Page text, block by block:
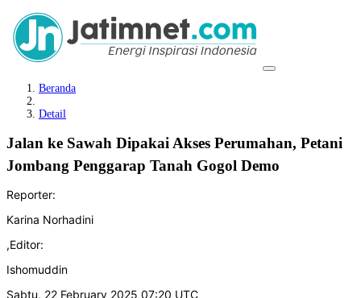
Beranda
Detail
Jalan ke Sawah Dipakai Akses Perumahan, Petani
Jombang Penggarap Tanah Gogol Demo
Reporter:
Karina Norhadini
,Editor:
Ishomuddin
Sabtu, 22 February 2025 07:20 UTC